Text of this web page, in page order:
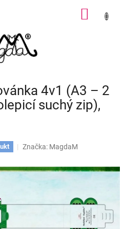
4v1 (A3 – 2
suchý zip),
Značka: MagdaM